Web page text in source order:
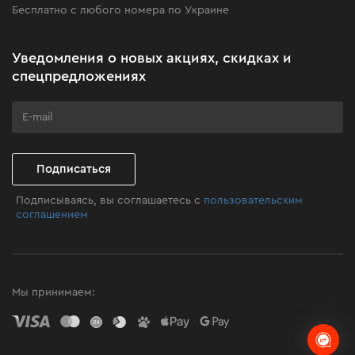
Клуб мастерства
Бесплатно с любого номера по Украине
Уведомления о новых акциях, скидках и
спецпредложениях
Подписаться
Подписываясь, вы соглашаетесь с пользовательским
соглашением
Мы принимаем: